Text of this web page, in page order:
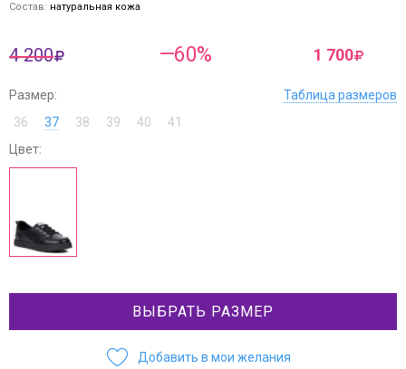
Состав: натуральная кожа
4 200 —60% 1 700
Размер:
Таблица размеров
36
37 38 39 40
41
Цвет:
ВЫБРАТЬ РАЗМЕР
Добавить в мои желания